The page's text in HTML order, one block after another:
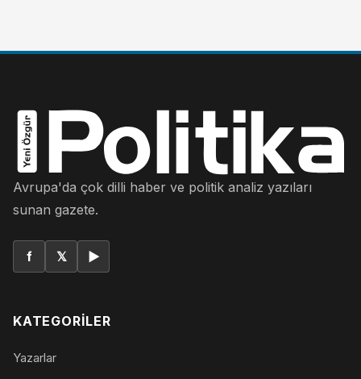
Avrupa'da çok dilli haber ve politik analiz yazıları
sunan gazete.
f 𝕏 ▶
KATEGORILER
Yazarlar